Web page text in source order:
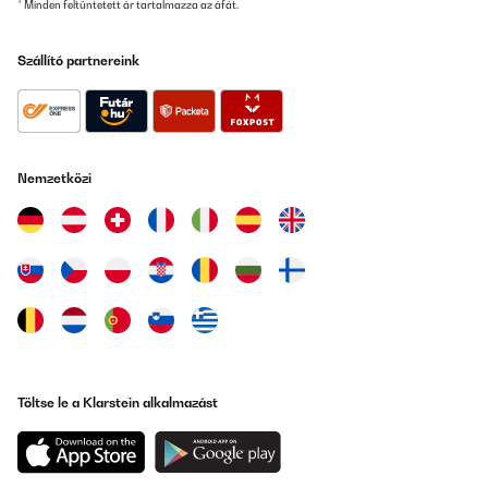
Saugt schnell Feuchtigkeit ab, ich kann im Extremfall mind einmal
pro Tag den Behälter leeren. Danach spürt man sogar an der Luft
leider darauf achten, dass das Wasser nicht nur beim dafür
den Schlitzen seitlich der Abdeckung rauslaufen kann. Aber bei
normalem Kippen läuft das Wasser geregelt aus. Ansprechendes
Leistungsfähig, ich konnte es problemlos zwischen Keller und
Wohnung hin und her tragen.Werde mir jetzt für meinen zweiten
Problemkeller ein zweites Gerät zulegen.Manchmal verstehe ich
nur noch nicht, warum es bei höherer Luftfeuchtigkeit aber NICHT
* Minden feltüntetett ár tartalmazza az áfát.
Szállító partnereink
Nemzetközi
Töltse le a Klarstein alkalmazást